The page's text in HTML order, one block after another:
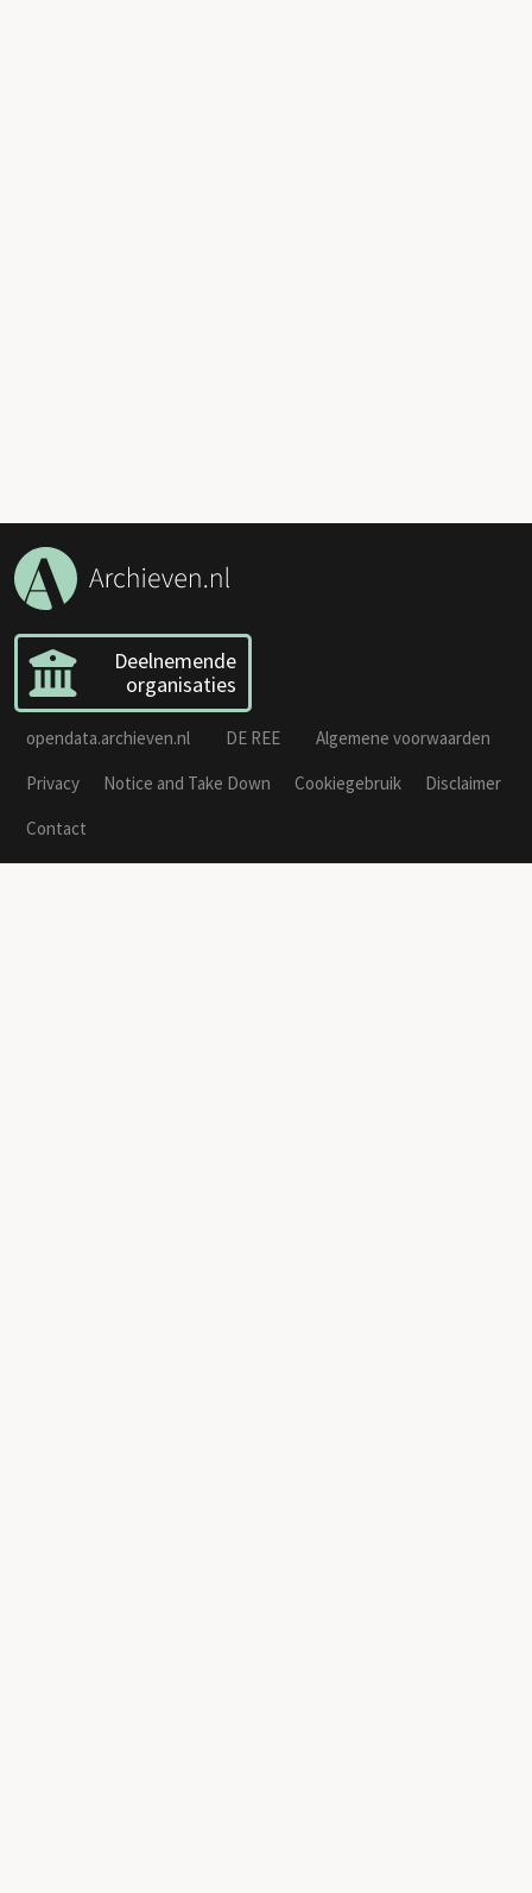
Deelnemende
organisaties
opendata.archieven.nl DE REE
Algemene voorwaarden
Privacy
Notice and Take Down Cookiegebruik
Disclaimer
Contact